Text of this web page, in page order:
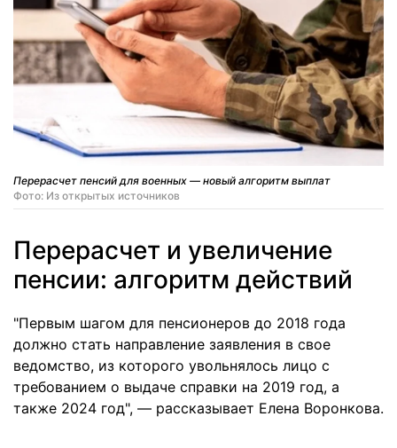
Перерасчет пенсий для военных — новый алгоритм выплат
Фото: Из открытых источников
Перерасчет и увеличение
пенсии: алгоритм действий
"Первым шагом для пенсионеров до 2018 года
должно стать направление заявления в свое
ведомство, из которого увольнялось лицо с
требованием о выдаче справки на 2019 год, а
также 2024 год", — рассказывает Елена Воронкова.